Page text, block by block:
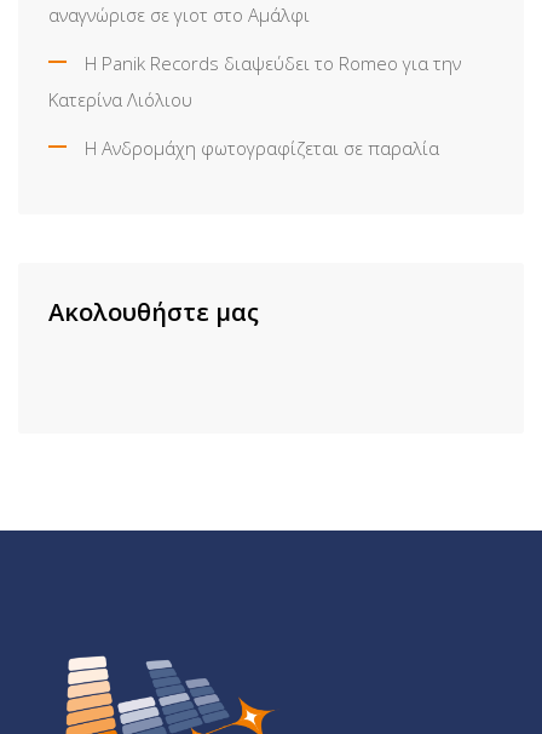
αναγνώρισε σε γιοτ στο Αμάλφι
Η Panik Records διαψεύδει το Romeo για την
Κατερίνα Λιόλιου
Η Ανδρομάχη φωτογραφίζεται σε παραλία
Ακολουθήστε μας